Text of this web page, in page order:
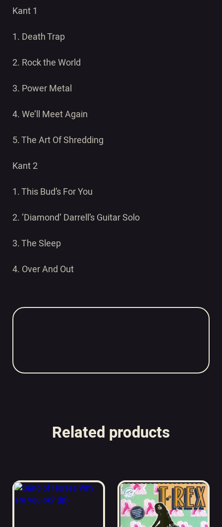
Kant 1
1. Death Trap
2. Rock the World
3. Power Metal
4. We’ll Meet Again
5. The Art Of Shredding
Kant 2
1. This Bud’s For You
2. ‘Diamond’ Darrell’s Guitar Solo
3. The Sleep
4. Over And Out
Related products